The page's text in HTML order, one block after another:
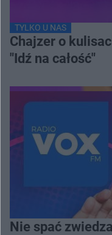
TYLKO U NAS
Chajzer o
"Idź na całość"
Nie spać